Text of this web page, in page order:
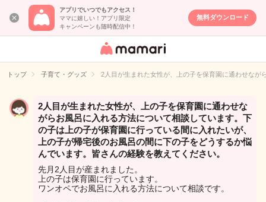
アプリでいつでもアクセス！
ママに嬉しい！アプリ限定
キャンペーンも随時配信中！
無料ダウンロード
女性専用匿名QA
イト
トップ 子育て・グッズ 2人目が生まれた女性が、上の子を保育園に通わせな
2人目が生まれた女性が、上の子を保育園に通わせな
がらお風呂に入れる方法について相談しています。下
の子は上の子が保育園に行っている間に入れたいが、
上の子が帰宅後のお風呂の間に下の子をどうするか悩
んでいます。皆さんの経験を教えてください。
先月2人目が産まれました。
上の子は保育園に行っています。
ワンオペでお風呂に入れる方法について相談です。